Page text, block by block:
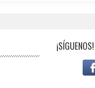
¡SÍGUENOS!